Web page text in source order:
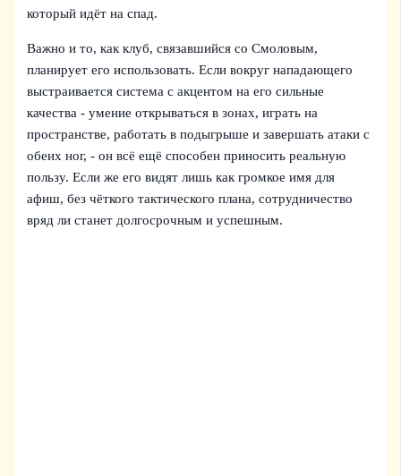
который идёт на спад.
Важно и то, как клуб, связавшийся со Смоловым,
планирует его использовать. Если вокруг нападающего
выстраивается система с акцентом на его сильные
качества - умение открываться в зонах, играть на
пространстве, работать в подыгрыше и завершать атаки с
обеих ног, - он всё ещё способен приносить реальную
пользу. Если же его видят лишь как громкое имя для
афиш, без чёткого тактического плана, сотрудничество
вряд ли станет долгосрочным и успешным.